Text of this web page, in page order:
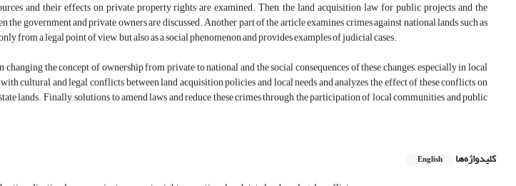
and their effects on private property rights are examined. Then, the land acquisition law for public projects and the
the government and private owners are discussed. Another part of the article examines crimes against national lands such as
from a legal point of view, but also as a social phenomenon and provides examples of judicial cases.
the concept of ownership from private to national and the social consequences of these changes, especially in local
cultural and legal conflicts between land acquisition policies and local needs and analyzes the effect of these conflicts on
lands. Finally, solutions to amend laws and reduce these crimes through the participation of local communities and public
کلیدواژه‌ها English